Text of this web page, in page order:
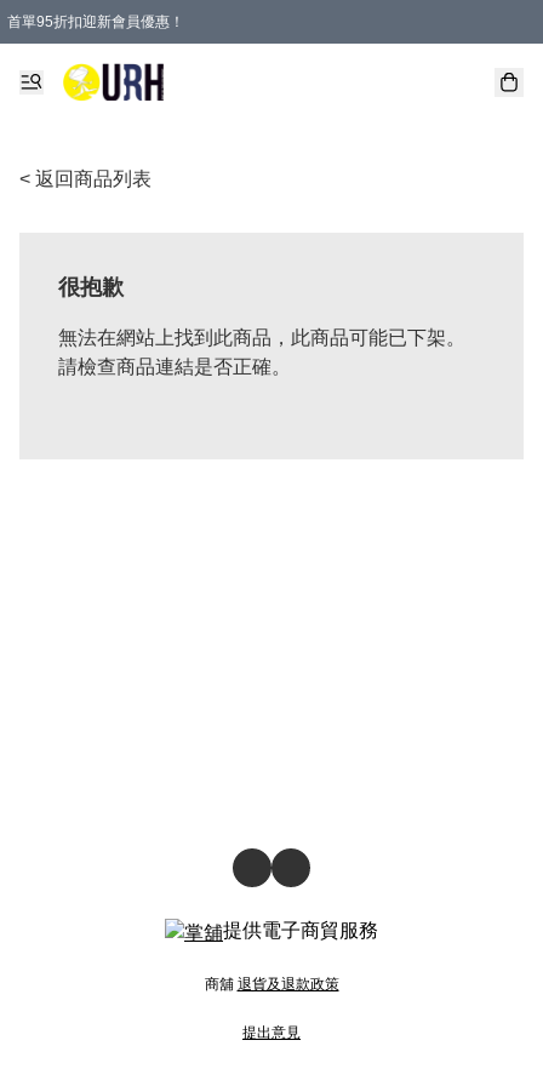
首單95折扣迎新會員優惠！
特選會員可享全單低至 95 折優惠！
單一訂單滿HKD600(澳門HKD800)包郵寄順豐送到家。
< 返回商品列表
很抱歉
無法在網站上找到此商品，此商品可能已下架。
請檢查商品連結是否正確。
提供電子商貿服務
商舖 退貨及退款政策
提出意見